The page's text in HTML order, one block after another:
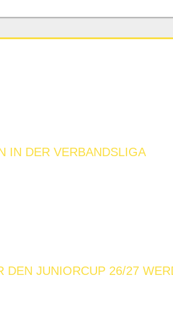
IN DER VERBANDSLIGA
DEN JUNIORCUP 26/27